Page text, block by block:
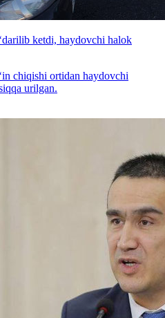
ketdi, haydovchi halok
chiqishi ortidan haydovchi
urilgan.